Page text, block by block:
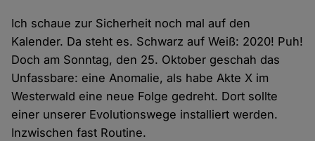
Ich schaue zur Sicherheit noch mal auf den
Kalender. Da steht es. Schwarz auf Weiß: 2020! Puh!
Doch am Sonntag, den 25. Oktober geschah das
Unfassbare: eine Anomalie, als habe Akte X im
Westerwald eine neue Folge gedreht. Dort sollte
einer unserer Evolutionswege installiert werden.
Inzwischen fast Routine.